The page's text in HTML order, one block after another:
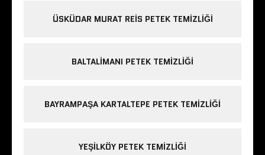
ÜSKÜDAR MURAT REIS PETEK TEMIZLIĞI
BALTALIMANI PETEK TEMIZLIĞI
BAYRAMPAŞA KARTALTEPE PETEK TEMIZLIĞI
YEŞILKÖY PETEK TEMIZLIĞI